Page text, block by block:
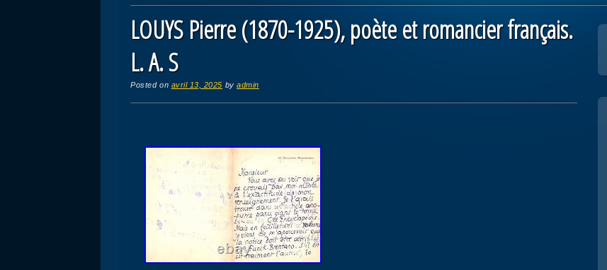
LOUYS Pierre (1870-1925), poète et romancier français.
L. A. S
Posted on avril 13, 2025 byadmin